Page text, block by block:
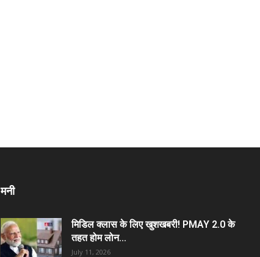
मनी
मिडिल क्लास के लिए खुशखबरी! PMAY 2.0 के
तहत होम लोन...
July 11, 2026